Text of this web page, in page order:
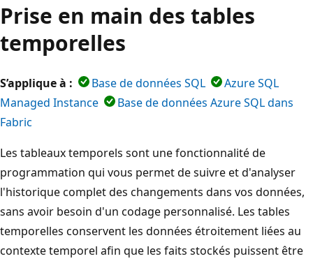
Prise en main des tables
temporelles
S’applique à : Base de données SQL
Azure SQL
Managed Instance
Base de données Azure SQL dans
Fabric
Les tableaux temporels sont une fonctionnalité de
programmation qui vous permet de suivre et d'analyser
l'historique complet des changements dans vos données,
sans avoir besoin d'un codage personnalisé. Les tables
temporelles conservent les données étroitement liées au
contexte temporel afin que les faits stockés puissent être